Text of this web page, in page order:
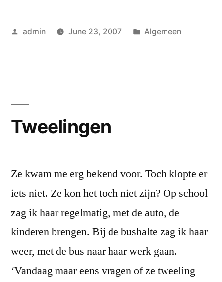
Posted
admin June 23, 2007
Posted
Algemeen
Tweelingen
Ze kwam me erg bekend voor. Toch klopte er
iets niet. Ze kon het toch niet zijn? Op school
zag ik haar regelmatig, met de auto, de
kinderen brengen. Bij de bushalte zag ik haar
weer, met de bus naar haar werk gaan.
‘Vandaag maar eens vragen of ze tweeling